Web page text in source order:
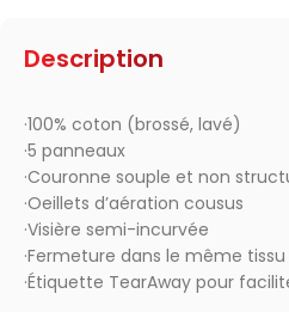
Description
·100% coton (brossé, lavé)
·5 panneaux
·Couronne souple et non
·Oeillets d’aération cousus
·Visière semi-incurvée
·Fermeture dans le même
·Étiquette TearAway pour